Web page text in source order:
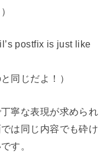
postfix is just like
同じだよ！）
寧な表現が求められ
は同じ内容でも砕け
す。